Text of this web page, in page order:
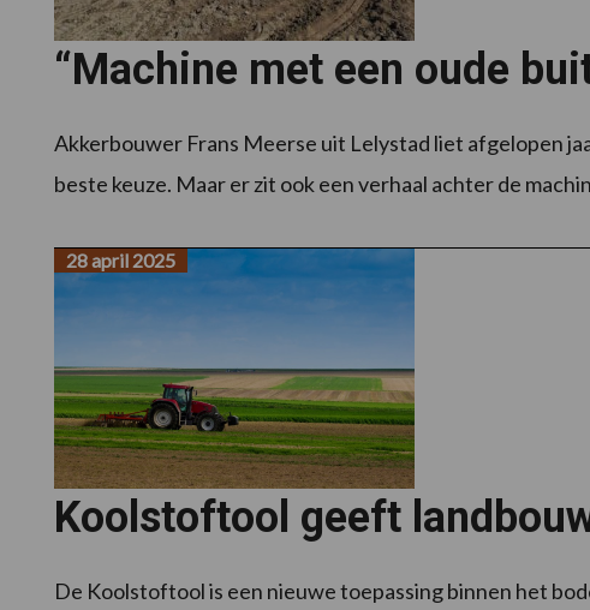
“Machine met een oude
Akkerbouwer Frans Meerse uit Lelystad liet afgelopen
beste keuze. Maar er zit ook een verhaal achter de
Koolstoftool geeft
28 april 2025
De Koolstoftool is een nieuwe toepassing binnen het